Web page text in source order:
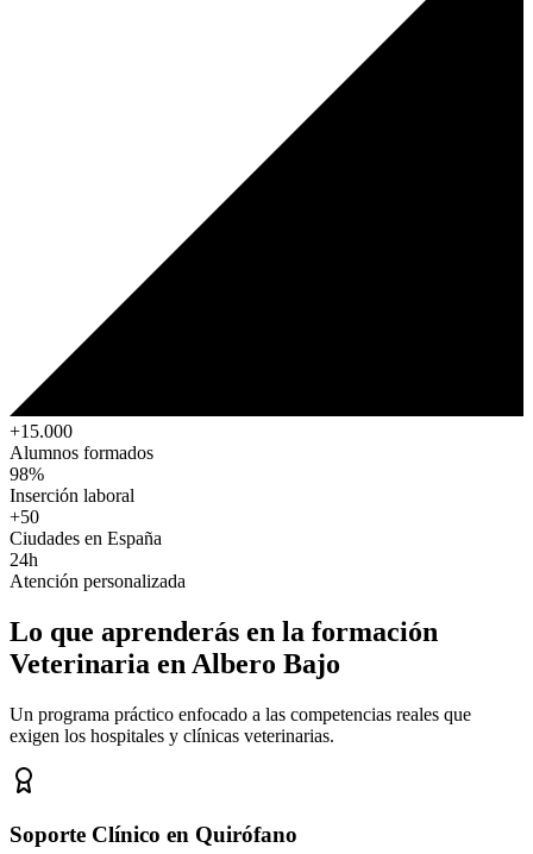
+15.000
Alumnos formados
98%
Inserción laboral
+50
Ciudades en España
24h
Atención personalizada
Lo que aprenderás en la formación
Veterinaria en Albero Bajo
Un programa práctico enfocado a las competencias reales que
exigen los hospitales y clínicas veterinarias.
Soporte Clínico en Quirófano